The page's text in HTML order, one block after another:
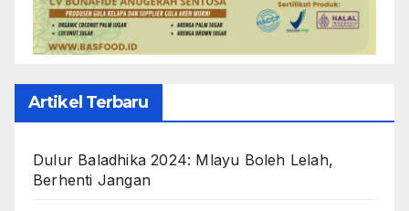
Artikel Terbaru
Dulur Baladhika 2024: Mlayu Boleh Lelah,
Berhenti Jangan